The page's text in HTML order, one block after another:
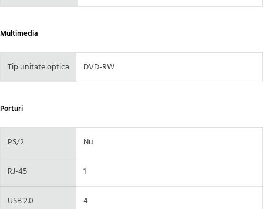
Multimedia
Tip unitate optica DVD-RW
Porturi
PS/2 Nu
RJ-45 1
USB 2.0 4